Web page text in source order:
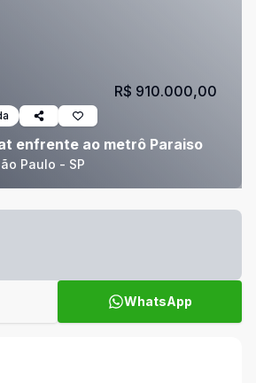
enfrente ao metrô Paraiso
Paulo - SP
R$ 910.000,00
WhatsApp